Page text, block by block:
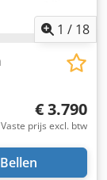
1 / 18
€ 3.790
Vaste prijs excl. btw
Bellen